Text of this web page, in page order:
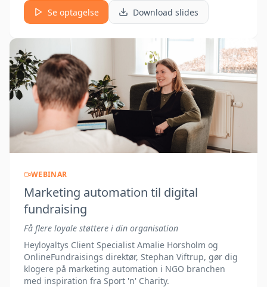
Se optagelse
Download slides
WEBINAR
Marketing automation til digital
fundraising
Få flere loyale støttere i din organisation
Heyloyaltys Client Specialist Amalie Horsholm og
OnlineFundraisings direktør, Stephan Viftrup, gør dig
klogere på marketing automation i NGO branchen
med inspiration fra Sport 'n' Charity.